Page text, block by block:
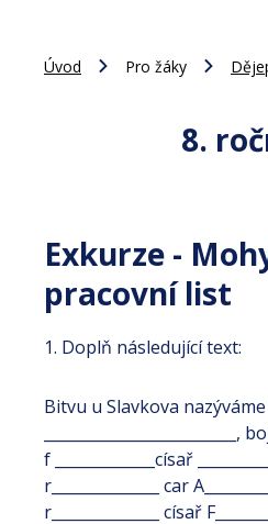
Úvod Pro žáky
8.
Exkurze -
pracovní list
1. Doplň následující text:
Bitvu u Slavkova
_________________________,
f _____________císař
r______________ car
r______________ císař